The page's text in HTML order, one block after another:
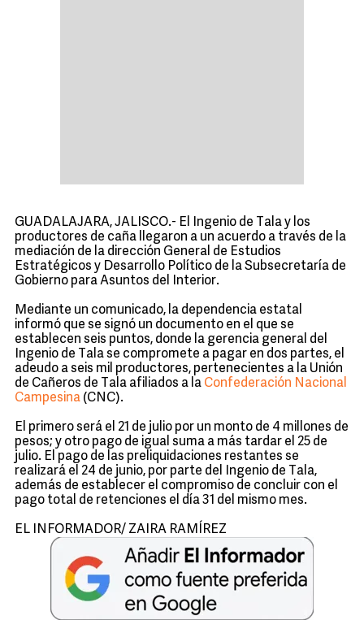
GUADALAJARA, JALISCO.- El Ingenio de Tala y los
productores de caña llegaron a un acuerdo a través de la
mediación de la dirección General de Estudios
Estratégicos y Desarrollo Político de la Subsecretaría de
Gobierno para Asuntos del Interior.
Mediante un comunicado, la dependencia estatal
informó que se signó un documento en el que se
establecen seis puntos, donde la gerencia general del
Ingenio de Tala se compromete a pagar en dos partes, el
adeudo a seis mil productores, pertenecientes a la Unión
de Cañeros de Tala afiliados a la Confederación Nacional
Campesina (CNC).
El primero será el 21 de julio por un monto de 4 millones de
pesos; y otro pago de igual suma a más tardar el 25 de
julio. El pago de las preliquidaciones restantes se
realizará el 24 de junio, por parte del Ingenio de Tala,
además de establecer el compromiso de concluir con el
pago total de retenciones el día 31 del mismo mes.
EL INFORMADOR/ ZAIRA RAMÍREZ